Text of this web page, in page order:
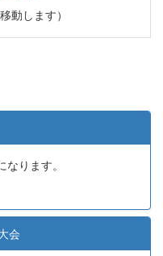
動します）
ります。
会